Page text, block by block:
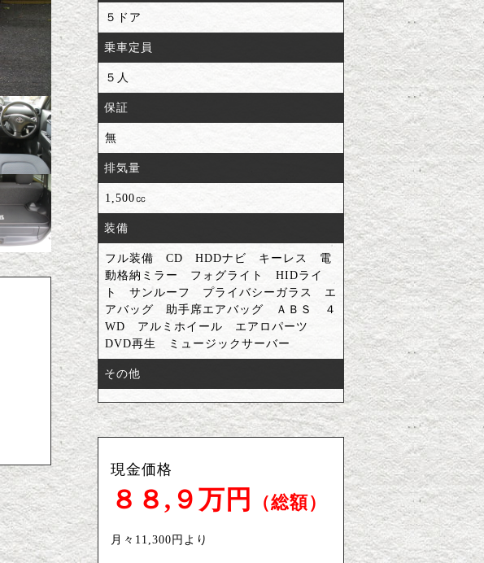
５ドア
乗車定員
５人
保証
無
排気量
1,500㏄
装備
フル装備 CD HDDナビ キーレス 電
動格納ミラー フォグライト HIDライ
ト サンルーフ プライバシーガラス エ
アバッグ 助手席エアバッグ ＡＢＳ ４
WD アルミホイール エアロパーツ
DVD再生 ミュージックサーバー
その他
現金価格
８８,９万円 （総額）
月々11,300円より